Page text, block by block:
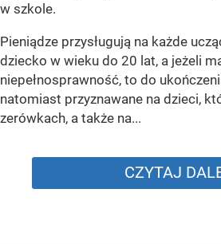
w szkole.
Pieniądze przysługują na każde
dziecko w wieku do 20 lat, a jeżeli
niepełnosprawność, to do
natomiast przyznawane na dzieci,
zerówkach, a także na...
CZYTAJ